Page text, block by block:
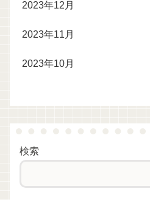
2023年12月
2023年11月
2023年10月
検索